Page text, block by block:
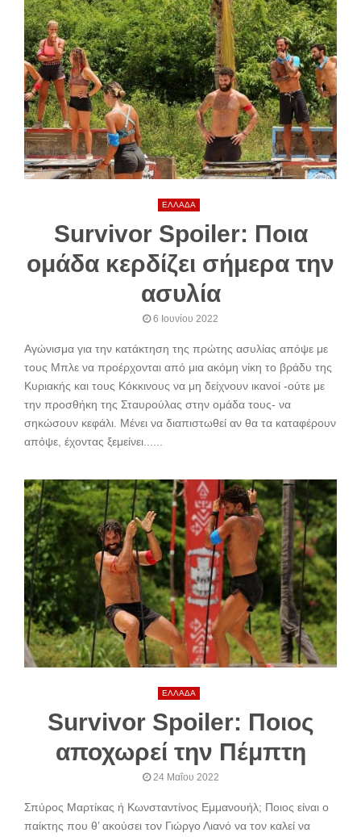
ΕΛΛΑΔΑ
Survivor Spoiler: Ποια
ομάδα κερδίζει σήμερα την
ασυλία
6 Ιουνίου 2022
Αγώνισμα για την κατάκτηση της πρώτης ασυλίας απόψε με
τους Μπλε να προέρχονται από μια ακόμη νίκη το βράδυ της
Κυριακής και τους Κόκκινους να μη δείχνουν ικανοί -ούτε με
την προσθήκη της Σταυρούλας στην ομάδα τους- να
σηκώσουν κεφάλι. Μένει να διαπιστωθεί αν θα τα καταφέρουν
απόψε, έχοντας ξεμείνει......
ΕΛΛΑΔΑ
Survivor Spoiler: Ποιος
αποχωρεί την Πέμπτη
24 Μαΐου 2022
Σπύρος Μαρτίκας ή Κωνσταντίνος Εμμανουήλ; Ποιος είναι ο
παίκτης που θ’ ακούσει τον Γιώργο Λιανό να τον καλεί να